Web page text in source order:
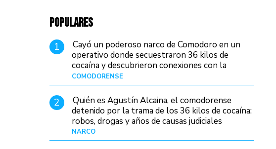
POPULARES
1
Cayó un poderoso narco de Comodoro en un
operativo donde secuestraron 36 kilos de
cocaína y descubrieron conexiones con la
Patagonia
COMODORENSE
2
Quién es Agustín Alcaina, el comodorense
detenido por la trama de los 36 kilos de cocaína:
robos, drogas y años de causas judiciales
NARCO